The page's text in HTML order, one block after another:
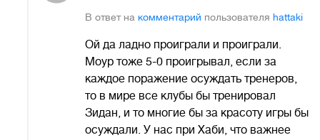
В ответ на комментарий пользователя hattaki
Ой да ладно проиграли и проиграли.
Моур тоже 5-0 проигрывал, если за
каждое поражение осуждать тренеров,
то в мире все клубы бы тренировал
Зидан, и то многие бы за красоту игры бы
осуждали. У нас при Хаби, что важнее